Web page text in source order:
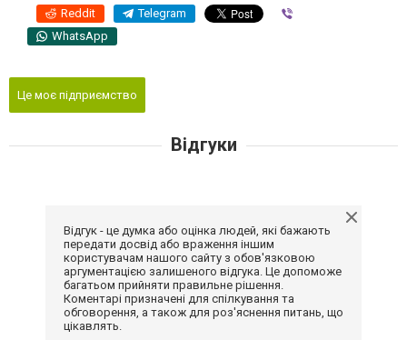
Reddit Telegram
WhatsApp
Це моє підприємство
Відгуки
Відгук - це думка або оцінка людей, які бажають
передати досвід або враження іншим
користувачам нашого сайту з обов'язковою
аргументацією залишеного відгука. Це допоможе
багатьом прийняти правильне рішення.
Коментарі призначені для спілкування та
обговорення, а також для роз'яснення питань, що
цікавлять.